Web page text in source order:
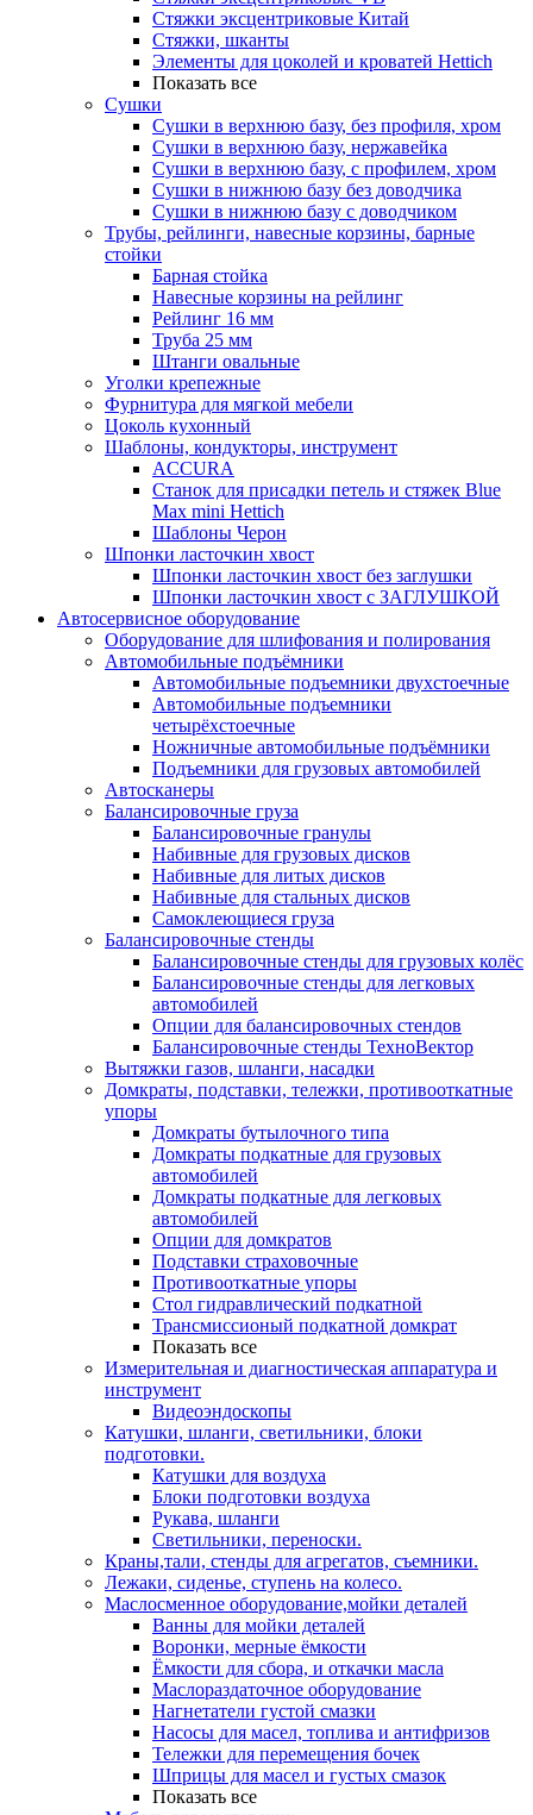
Стяжки эксцентриковые Китай
Стяжки, шканты
Элементы для цоколей и кроватей Hettich
Показать все
Сушки
Сушки в верхнюю базу, без профиля, хром
Сушки в верхнюю базу, нержавейка
Сушки в верхнюю базу, с профилем, хром
Сушки в нижнюю базу без доводчика
Сушки в нижнюю базу с доводчиком
Трубы, рейлинги, навесные корзины, барные
стойки
Барная стойка
Навесные корзины на рейлинг
Рейлинг 16 мм
Труба 25 мм
Штанги овальные
Уголки крепежные
Фурнитура для мягкой мебели
Цоколь кухонный
Шаблоны, кондукторы, инструмент
ACCURA
Станок для присадки петель и стяжек Blue
Max mini Hettich
Шаблоны Черон
Шпонки ласточкин хвост
Шпонки ласточкин хвост без заглушки
Шпонки ласточкин хвост с ЗАГЛУШКОЙ
Автосервисное оборудование
Оборудование для шлифования и полирования
Автомобильные подъёмники
Автомобильные подъемники двухстоечные
Автомобильные подъемники
четырёхстоечные
Ножничные автомобильные подъёмники
Подъемники для грузовых автомобилей
Автосканеры
Балансировочные груза
Балансировочные гранулы
Набивные для грузовых дисков
Набивные для литых дисков
Набивные для стальных дисков
Самоклеющиеся груза
Балансировочные стенды
Балансировочные стенды для грузовых колёс
Балансировочные стенды для легковых
автомобилей
Опции для балансировочных стендов
Балансировочные стенды ТехноВектор
Вытяжки газов, шланги, насадки
Домкраты, подставки, тележки, противооткатные
упоры
Домкраты бутылочного типа
Домкраты подкатные для грузовых
автомобилей
Домкраты подкатные для легковых
автомобилей
Опции для домкратов
Подставки страховочные
Противооткатные упоры
Стол гидравлический подкатной
Трансмиссионый подкатной домкрат
Показать все
Измерительная и диагностическая аппаратура и
инструмент
Видеоэндоскопы
Катушки, шланги, светильники, блоки
подготовки.
Катушки для воздуха
Блоки подготовки воздуха
Рукава, шланги
Светильники, переноски.
Краны,тали, стенды для агрегатов, съемники.
Лежаки, сиденье, ступень на колесо.
Маслосменное оборудование,мойки деталей
Ванны для мойки деталей
Воронки, мерные ёмкости
Ёмкости для сбора, и откачки масла
Маслораздаточное оборудование
Нагнетатели густой смазки
Насосы для масел, топлива и антифризов
Тележки для перемещения бочек
Шприцы для масел и густых смазок
Показать все